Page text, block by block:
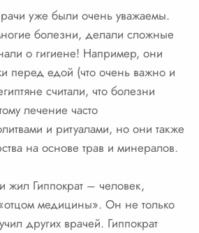
уже были очень уважаемы.
болезни, делали сложные
о гигиене! Например, они
перед едой (что очень важно и
считали, что болезни
лечение часто
и ритуалами, но они также
на основе трав и минералов.
Гиппократ – человек,
медицины». Он не только
других врачей. Гиппократ